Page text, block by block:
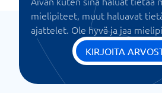
mielipiteet, muut haluavat
ajattelet. Ole hyvä ja jaa
KIRJOITA